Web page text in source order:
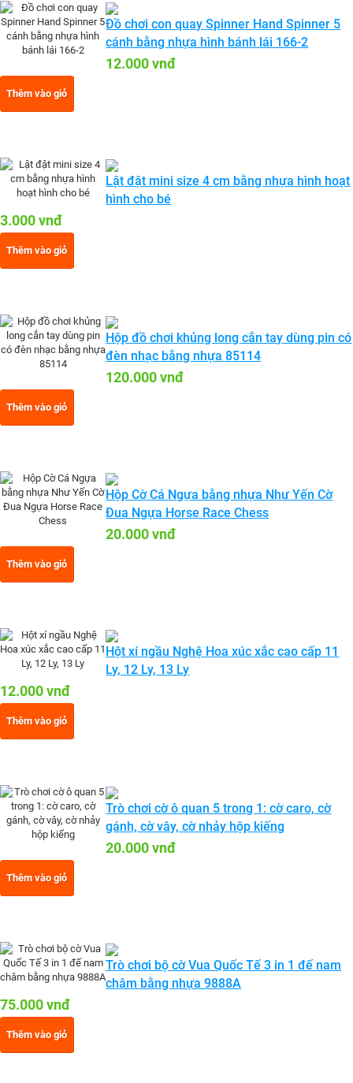
Đồ chơi con quay Spinner Hand Spinner 5
cánh bằng nhựa hình bánh lái 166-2
12.000 vnđ
Thêm vào giỏ
Lật đật mini size 4 cm bằng nhựa hình hoạt
hình cho bé
3.000 vnđ
Thêm vào giỏ
Hộp đồ chơi khủng long cắn tay dùng pin có
đèn nhạc bằng nhựa 85114
120.000 vnđ
Thêm vào giỏ
Hộp Cờ Cá Ngựa bằng nhựa Như Yến Cờ
Đua Ngựa Horse Race Chess
20.000 vnđ
Thêm vào giỏ
Hột xí ngầu Nghệ Hoa xúc xắc cao cấp 11
Ly, 12 Ly, 13 Ly
12.000 vnđ
Thêm vào giỏ
Trò chơi cờ ô quan 5 trong 1: cờ caro, cờ
gánh, cờ vây, cờ nhảy hộp kiếng
20.000 vnđ
Thêm vào giỏ
Trò chơi bộ cờ Vua Quốc Tế 3 in 1 đế nam
châm bằng nhựa 9888A
75.000 vnđ
Thêm vào giỏ